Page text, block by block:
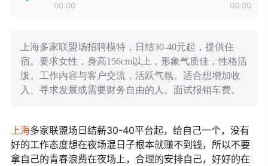
00:00
00:00
上海多家联盟场招聘模特，日结30-40元起，提供住
宿。要求女性，身高156cm以上，形象气质佳，性格活
泼。工作内容与客户交流，活跃气氛。适合想增加收
入、寻求发展或需要财务自由的人。面试报销车费。
上海多家联盟场日结薪30-40平台起，给自己一个，没有
好的工作态度想在夜场混日子根本就赚不到钱，所以不要
拿自己的青春浪费在夜场上，合理的安排自己，好好的在